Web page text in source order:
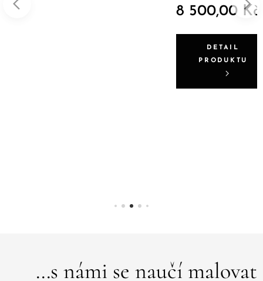
(19lekcí,
veřejnost
e mezi
8 500,00 Kč
DETAIL
PRODUKTU
...s námi se naučí malovat